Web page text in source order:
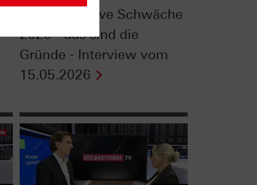
DAX®: Relative Schwäche
2026 - das sind die
Gründe - Interview vom
15.05.2026